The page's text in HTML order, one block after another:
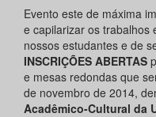
Evento este de máxima
e capilarizar os trabalhos
nossos estudantes e de
INSCRIÇÕES ABERTAS
e mesas redondas que
de novembro de 2014,
Acadêmico-Cultural da